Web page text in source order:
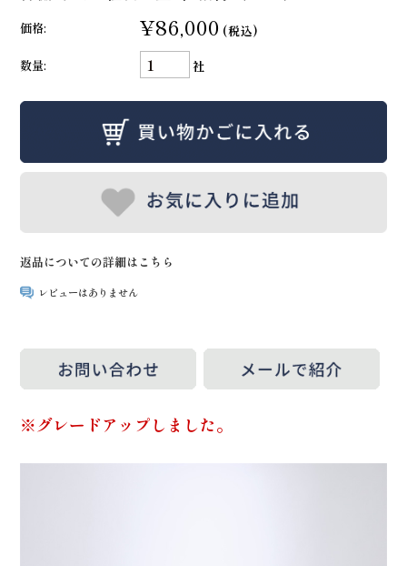
価格: ¥86,000 (税込)
数量:
社
返品についての詳細はこちら
レビューはありません
※グレードアップしました。